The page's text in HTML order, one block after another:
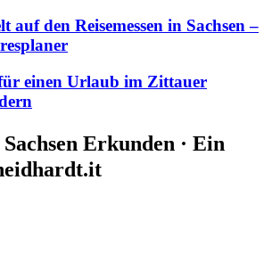
auf den Reisemessen in Sachsen –
einen Urlaub im Zittauer
Erkunden · Ein